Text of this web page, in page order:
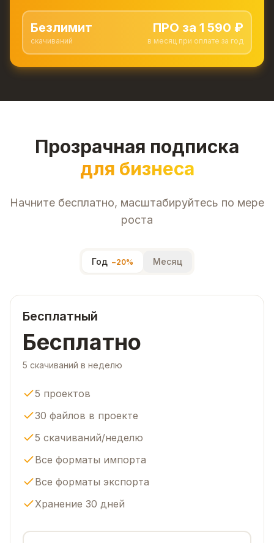
Безлимит
скачиваний
ПРО за 1 590 ₽
в месяц при оплате за год
Прозрачная подписка
для бизнеса
Начните бесплатно, масштабируйтесь по мере
роста
Год −20% Месяц
Бесплатный
Бесплатно
5 скачиваний в неделю
5 проектов
30 файлов в проекте
5 скачиваний/неделю
Все форматы импорта
Все форматы экспорта
Хранение 30 дней